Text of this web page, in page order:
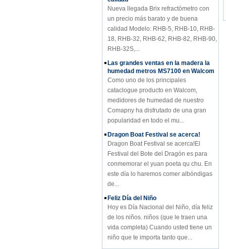
un precio más barato y de buena
calidad Modelo: RHB-5, RHB-10, RHB-
18, RHB-32, RHB-62, RHB-82, RHB-90,
RHB-32S,...
Las grandes ventas en la madera la
humedad metros MS7100 en Walcom
Como uno de los principales
cataclogue producto en Walcom,
medidores de humedad de nuestro
Comapny ha disfrutado de una gran
popularidad en todo el mu...
Dragon Boat Festival se acerca!
Dragon Boat Festival se acerca!El
Festival del Bote del Dragón es para
conmemorar el yuan poeta qu chu. En
este día lo haremos comer albóndigas
de...
Hoy es Día Nacional del Niño, día feliz
de los niños. niños (que le traen una
vida completa) Cuando usted tiene un
niño que te importa tanto que...
Nuestra Temperatura y Humedad